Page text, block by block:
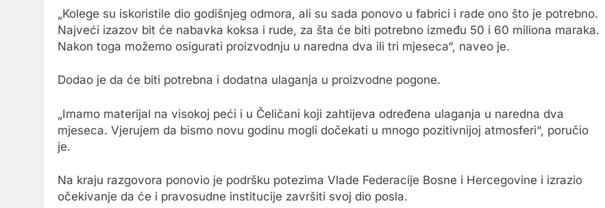
„Kolege su iskoristile dio godišnjeg odmora, ali su sada ponovo u fabrici i rade ono što je potrebno.
Najveći izazov bit će nabavka koksa i rude, za šta će biti potrebno između 50 i 60 miliona maraka.
Nakon toga možemo osigurati proizvodnju u naredna dva ili tri mjeseca“, naveo je.
Dodao je da će biti potrebna i dodatna ulaganja u proizvodne pogone.
„Imamo materijal na visokoj peći i u Čeličani koji zahtijeva određena ulaganja u naredna dva
mjeseca. Vjerujem da bismo novu godinu mogli dočekati u mnogo pozitivnijoj atmosferi“, poručio
je.
Na kraju razgovora ponovio je podršku potezima Vlade Federacije Bosne i Hercegovine i izrazio
očekivanje da će i pravosudne institucije završiti svoj dio posla.